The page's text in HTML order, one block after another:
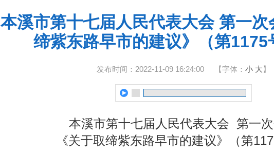
本溪市第十七届人民代表大会 第一次
缔紫东路早市的建议》（第1175
发布时间：2022-11-09 16:24:00 【字体： 小 大】
本溪市第十七届人民代表大会 第一
《关于取缔紫东路早市的建议》（第